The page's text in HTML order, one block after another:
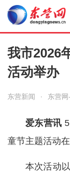
我市2026
活动举办
东营新闻 · 东营
爱东营讯
童节主题活动
本次活动